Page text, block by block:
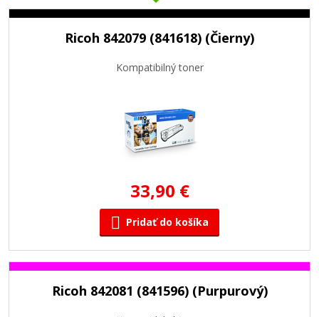
Ricoh 842079 (841618) (Čierny)
Kompatibilný toner
33,90 €
Pridať do košíka
Ricoh 842081 (841596) (Purpurový)